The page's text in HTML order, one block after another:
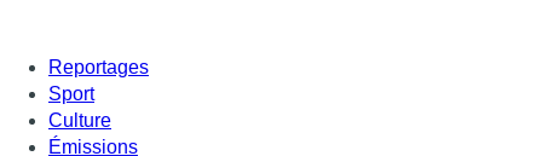
Reportages
Sport
Culture
Émissions